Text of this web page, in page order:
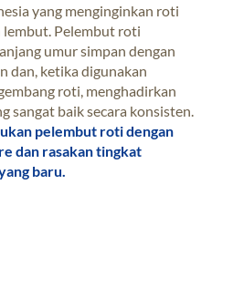
yang menginginkan roti
lembut. Pelembut roti
umur simpan dengan
dan, ketika digunakan
roti, menghadirkan
sangat baik secara konsisten.
pelembut roti dengan
dan rasakan tingkat
baru.